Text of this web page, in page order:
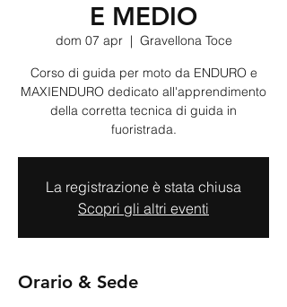
E MEDIO
dom 07 apr
  |
Gravellona Toce
Corso di guida per moto da ENDURO e
MAXIENDURO dedicato all'apprendimento
della corretta tecnica di guida in
La registrazione è stata chiusa
Scopri gli altri eventi
Orario & Sede